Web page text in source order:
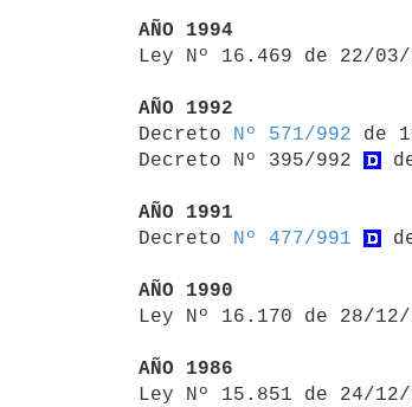
AÑO 1994
Ley Nº 16.469 de 22/
AÑO 1992
Decreto
Nº 571/992 de
Decreto Nº 395/992
AÑO 1991
Decreto
Nº 477/991
AÑO 1990
Ley Nº 16.170 de 28/
AÑO 1986
Ley Nº 15.851 de 24/